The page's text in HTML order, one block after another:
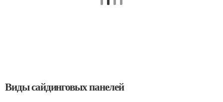
Виды сайдинговых панелей